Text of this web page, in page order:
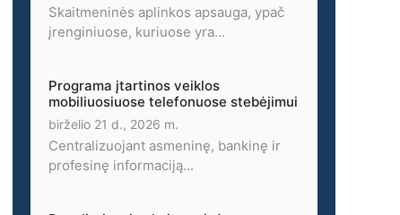
Skaitmeninės aplinkos apsauga, ypač
įrenginiuose, kuriuose yra...
Programa įtartinos veiklos
mobiliuosiuose telefonuose stebėjimui
birželio 21 d., 2026 m.
Centralizuojant asmeninę, bankinę ir
profesinę informaciją...